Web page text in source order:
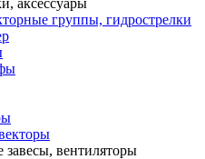
аксессуары
группы, гидрострелки
вентиляторы